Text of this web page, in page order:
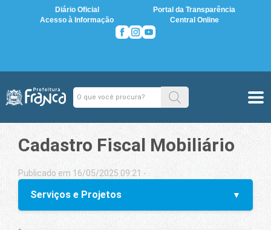
Diário Oficial
Portal da Transparência
Acesso à Informação
Central Online
Cadastro Fiscal Mobiliário
Publicado em 16/05/2025 09:21 -
Serviços e Projetos